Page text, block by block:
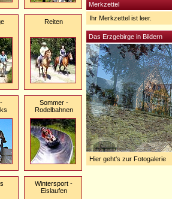
Reiten
Sommer -
Rodelbahnen
Wintersport -
Eislaufen
Merkzettel
Ihr Merkzettel ist leer.
Das Erzgebirge in Bildern
Hier geht's zur Fotogalerie